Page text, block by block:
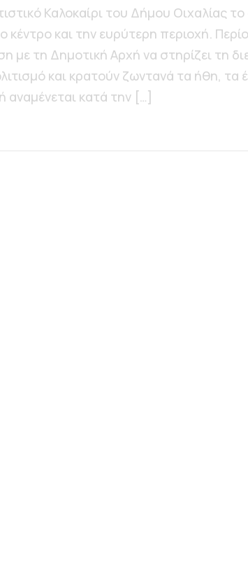
Καλοκαίρι του Δήμου Οιχαλίας
κέντρο και την ευρύτερη περιοχή.
με τη Δημοτική Αρχή να στηρίζει τη
και κρατούν ζωντανά τα ήθη, τα
κατά την […]